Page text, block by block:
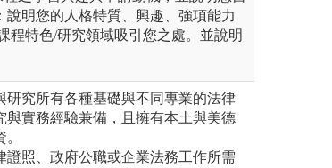
明您的人格特質、興趣、強項能力
程特色/研究領域吸引您之處。並說明
研究所有各種基礎與不同專業的法律
與實務經驗兼備，且擁有本土與美德
照、政府公職或企業法務工作所需